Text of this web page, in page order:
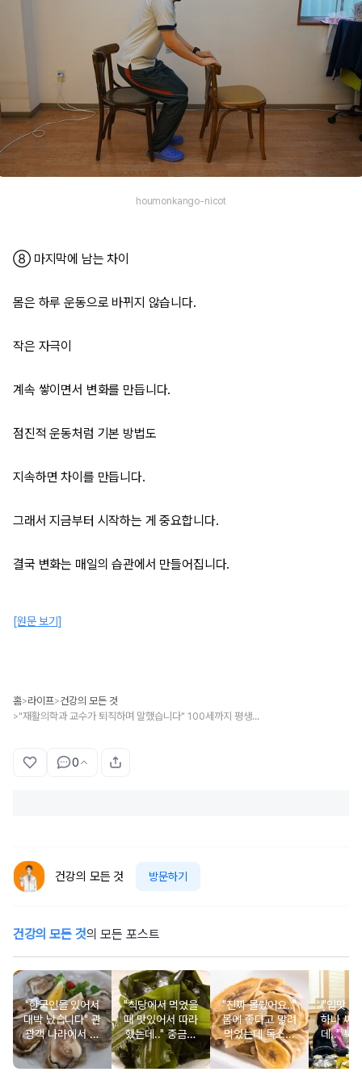
houmonkango-nicot
⑧ 마지막에 남는 차이
몸은 하루 운동으로 바뀌지 않습니다.
작은 자극이
계속 쌓이면서 변화를 만듭니다.
점진적 운동처럼 기본 방법도
지속하면 차이를 만듭니다.
그래서 지금부터 시작하는 게 중요합니다.
결국 변화는 매일의 습관에서 만들어집니다.
[원문 보기]
홈>라이프>건강의 모든 것
> "재활의학과 교수가 퇴직하며 말했습니다" 100세까지 평생 해야 할 쉬운 운동 1위
0
건강의 모든 것 방문하기
건강의 모든 것의 모든 포스트
"한국인들 있어서
대박 났습니다" 관
광객 나라에서 남
녀노소 보양식처
럼 먹는 음식
"식당에서 먹었을
때 맛있어서 따라
했는데.." 중금속
싹 다 빠질 줄 몰
랐어요
"진짜 몰랐어요.."
몸에 좋다고 말려
먹었는데 독소를
먹고 있었던 의외
의 음식
"입맛 없
하나 싸
데.." 북
외로 안
건